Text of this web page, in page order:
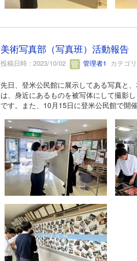
美術写真部（写真班）活動報告
投稿日時 : 2023/10/02 管理者1 カテゴ
先日、登米公民館に展示してある写真と
は、身近にあるものを被写体にして撮影
です。また、10月15日に登米公民館で開